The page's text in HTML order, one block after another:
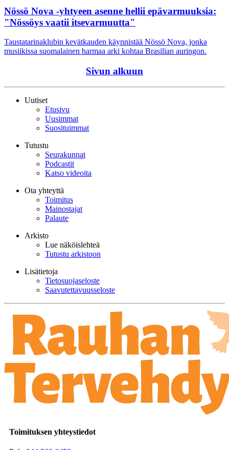
Nössö Nova -yhtyeen asenne hellii epävarmuuksia:
"Nössöys vaatii itsevarmuutta"
Taustatarinaklubin kevätkauden käynnistää Nössö Nova, jonka
musiikissa suomalainen harmaa arki kohtaa Brasilian auringon.
Sivun alkuun
Uutiset
Etusivu
Uusimmat
Suosituimmat
Tutustu
Seurakunnat
Podcastit
Katso videoita
Ota yhteyttä
Toimitus
Mainostajat
Palaute
Arkisto
Lue näköislehteä
Tutustu arkistoon
Lisätietoja
Tietosuojaseloste
Saavutettavuusseloste
Toimituksen yhteystiedot